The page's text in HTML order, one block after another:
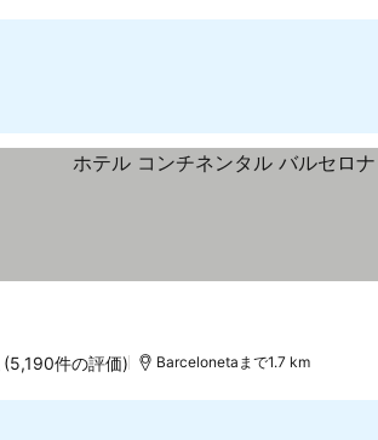
(5,190件の評価) Barcelonetaまで1.7 km